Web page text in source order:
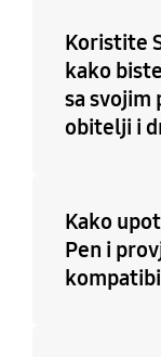
Koristite
kako
sa
obitelji i
Kako
Pen i